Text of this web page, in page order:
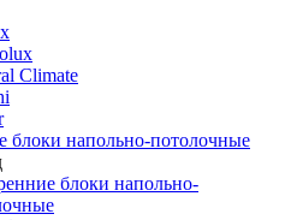
Climate
блоки напольно-потолочные
блоки напольно-